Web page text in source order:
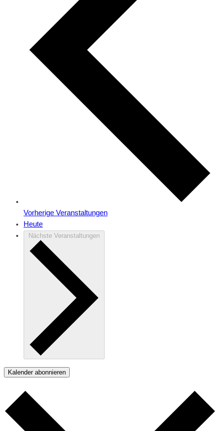
Vorherige Veranstaltungen
Heute
Nächste Veranstaltungen
Kalender abonnieren